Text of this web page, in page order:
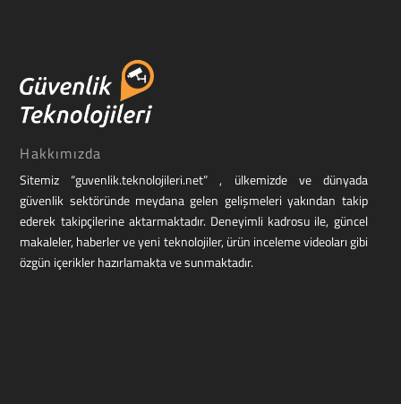
Hakkımızda
Sitemiz “guvenlik.teknolojileri.net” , ülkemizde ve dünyada
güvenlik sektöründe meydana gelen gelişmeleri yakından takip
ederek takipçilerine aktarmaktadır. Deneyimli kadrosu ile, güncel
makaleler, haberler ve yeni teknolojiler, ürün inceleme videoları gibi
özgün içerikler hazırlamakta ve sunmaktadır.